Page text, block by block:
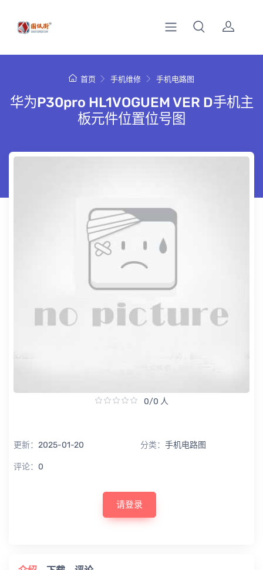
首页 手机维修 手机电路图
华为P30pro HL1VOGUEM VER D手机主
板元件位置位号图
0/0 人
更新： 2025-01-20 分类： 手机电路图
评论： 0
请登录